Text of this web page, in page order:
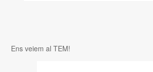
Ens veiem al TEM!